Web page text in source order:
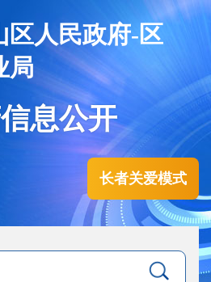
区人民政府-区
局
息公开
长者关爱模式